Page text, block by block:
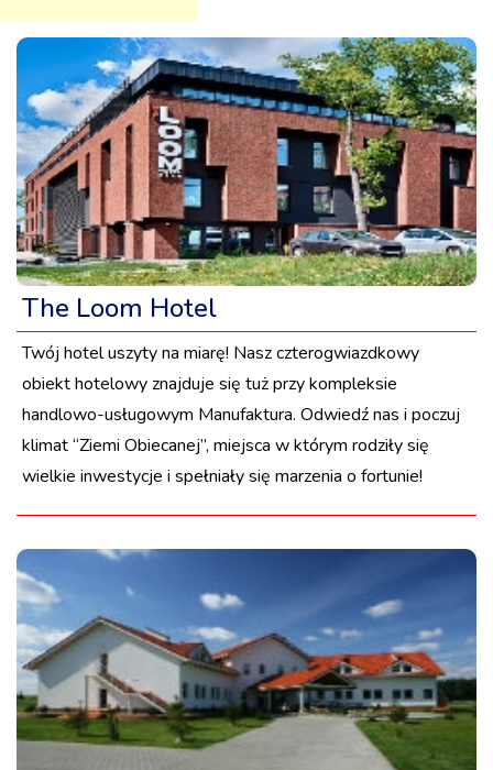
The Loom Hotel
Twój hotel uszyty na miarę! Nasz czterogwiazdkowy
obiekt hotelowy znajduje się tuż przy kompleksie
handlowo-usługowym Manufaktura. Odwiedź nas i poczuj
klimat “Ziemi Obiecanej”, miejsca w którym rodziły się
wielkie inwestycje i spełniały się marzenia o fortunie!